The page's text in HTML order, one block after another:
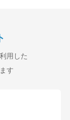
用した
す